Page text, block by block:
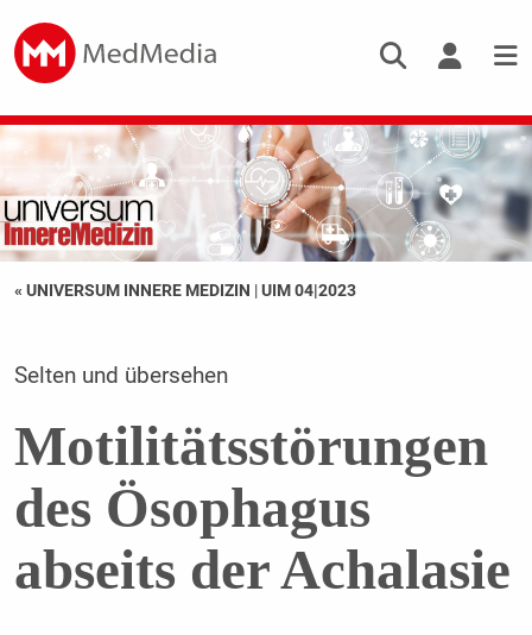
« UNIVERSUM INNERE MEDIZIN |UIM 04|2023
Selten und übersehen
Motilitätsstörungen
des Ösophagus
abseits der Achalasie